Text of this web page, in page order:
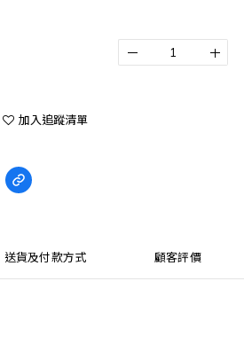
加入追蹤清單
送貨及付款方式 顧客評價